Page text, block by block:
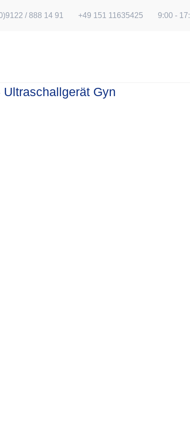
/ 888 14 91 +49 151 11635425 9:00 -
Gyn